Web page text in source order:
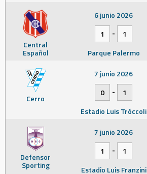
Central
Español
6 junio 2026
1
-
1
Parque Palermo
Cerro
7 junio 2026
0
-
1
Estadio Luis Tróccoli
Defensor
Sporting
7 junio 2026
1
-
1
Estadio Luis Franzini